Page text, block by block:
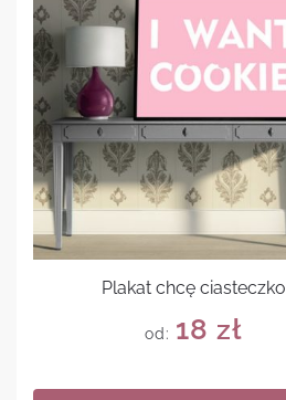
Plakat chcę ciasteczko
od: 18 zł